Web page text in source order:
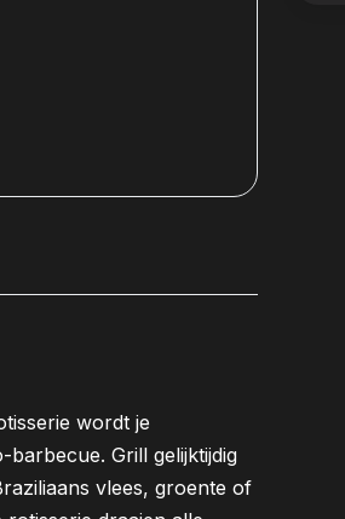
wordt je
Grill gelijktijdig
vlees, groente of